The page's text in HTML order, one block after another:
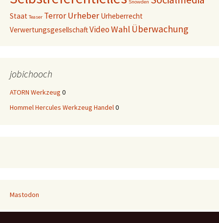
Snowden
Staat Teaser Terror Urheber Urheberrecht
VerwertungsgesellschaftVideoWahl Überwachung
jobichooch
ATORN Werkzeug 0
Hommel Hercules Werkzeug Handel0
Mastodon